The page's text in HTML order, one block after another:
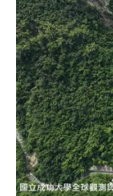
雄市政府消防局
池廠的救災經驗
破裂的屋頂灌水
滅。」鋰電池救
（30℃以下），
火復燃，成為與
廠是台灣第一座
於高階機具，包
器的畫面顯示，